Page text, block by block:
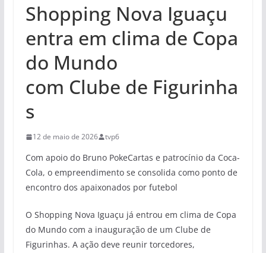
Shopping Nova Iguaçu
entra em clima de Copa
do Mundo
com Clube de Figurinha
s
12 de maio de 2026 tvp6
Com apoio do Bruno PokeCartas e patrocínio da Coca-
Cola, o empreendimento se consolida como ponto de
encontro dos apaixonados por futebol
O Shopping Nova Iguaçu já entrou em clima de Copa
do Mundo com a inauguração de um Clube de
Figurinhas. A ação deve reunir torcedores,